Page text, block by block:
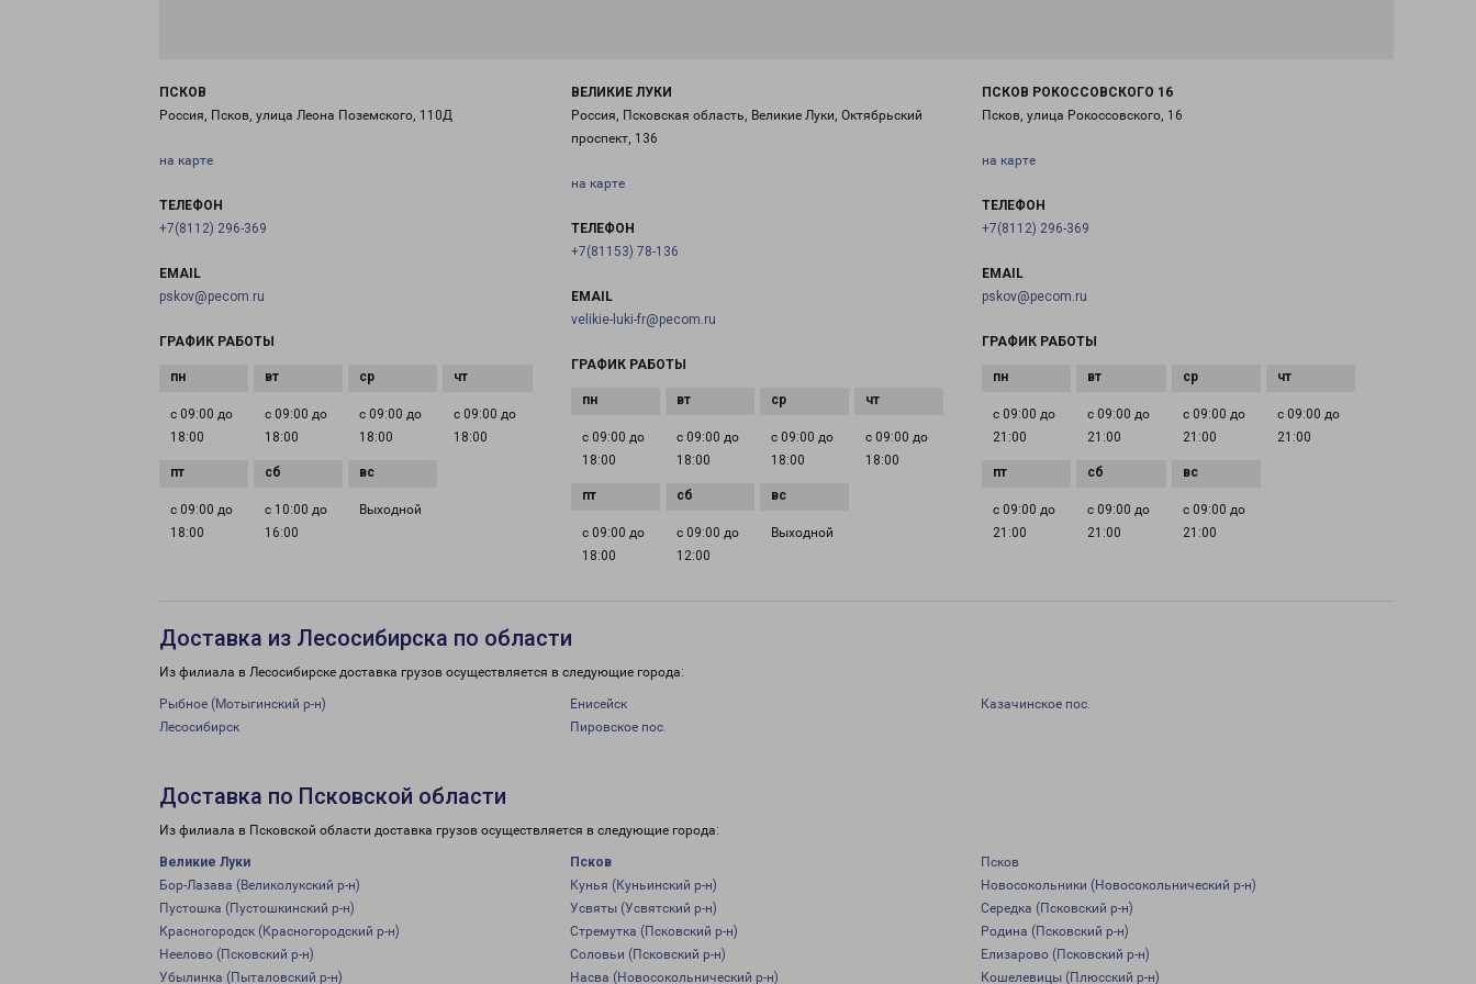
ПСКОВ
Россия, Псков, улица Леона Поземского, 110Д
на карте
ТЕЛЕФОН
+7(8112) 296-369
EMAIL
pskov@pecom.ru
ГРАФИК РАБОТЫ
с 09:00 до
18:00
с 09:00 до
18:00
с 09:00 до
18:00
с 09:00 до
18:00
с 09:00 до
18:00
с 10:00 до
16:00
Выходной
ВЕЛИКИЕ ЛУКИ
Россия, Псковская область, Великие Луки, Октябрьский
проспект, 136
на карте
ТЕЛЕФОН
+7(81153) 78-136
EMAIL
velikie-luki-fr@pecom.ru
ГРАФИК РАБОТЫ
с 09:00 до
18:00
с 09:00 до
18:00
с 09:00 до
18:00
с 09:00 до
18:00
с 09:00 до
18:00
с 09:00 до
12:00
Выходной
ПСКОВ РОКОССОВСКОГО 16
Псков, улица Рокоссовского, 16
на карте
ТЕЛЕФОН
+7(8112) 296-369
EMAIL
pskov@pecom.ru
ГРАФИК РАБОТЫ
с 09:00 до
21:00
с 09:00 до
21:00
с 09:00 до
21:00
с 09:00 до
21:00
с 09:00 до
21:00
с 09:00 до
21:00
с 09:00 до
21:00
Доставка из Лесосибирска по области
Из филиала в Лесосибирске доставка грузов осуществляется в следующие города:
Рыбное (Мотыгинский р-н) Енисейск
Казачинское пос.
Лесосибирск
Пировское пос.
Доставка по Псковской области
Из филиала в Псковской области доставка грузов осуществляется в следующие города:
Великие Луки Псков
Псков
Бор-Лазава (Великолукский р-н)
Кунья (Куньинский р-н)
Новосокольники (Новосокольнический р-н)
Пустошка (Пустошкинский р-н)
Усвяты (Усвятский р-н)
Середка (Псковский р-н)
Красногородск (Красногородский р-н)
Стремутка (Псковский р-н)
Родина (Псковский р-н)
Неелово (Псковский р-н)
Соловьи (Псковский р-н)
Елизарово (Псковский р-н)
Убылинка (Пыталовский р-н)
Насва (Новосокольнический р-н) Кошелевицы (Плюсский р-н)